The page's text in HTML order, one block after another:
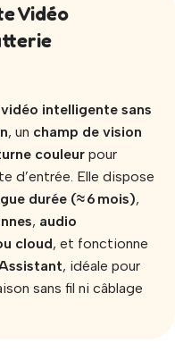
Vidéo
intelligente sans
, un champ de vision
couleur pour
d’entrée. Elle dispose
durée (≈ 6 mois),
, audio
cloud, et fonctionne
, idéale pour
sans fil ni câblage